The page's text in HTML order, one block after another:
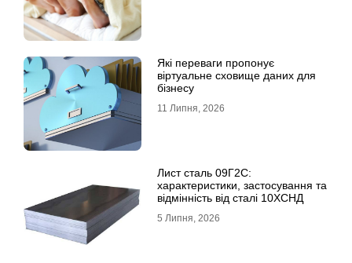
Які переваги пропонує
віртуальне сховище даних для
бізнесу
11 Липня, 2026
Лист сталь 09Г2С:
характеристики, застосування та
відмінність від сталі 10ХСНД
5 Липня, 2026